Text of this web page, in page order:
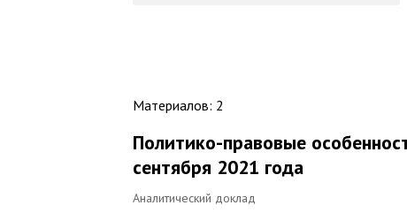
Материалов: 2
Политико-правовые
сентября 2021 года
Аналитический доклад